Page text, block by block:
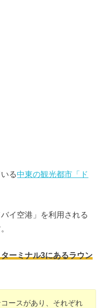
る中東の観光都市「ド
イ空港」を利用される
ーミナル3にあるラウン
ースがあり、それぞれ